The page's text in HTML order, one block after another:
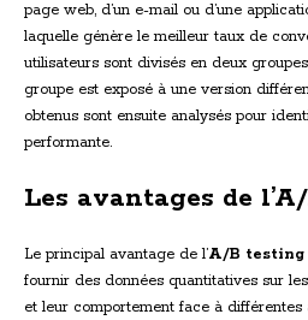
page web, d’un e-mail ou d’une
laquelle génère le meilleur taux de
utilisateurs sont divisés en deux
groupe est exposé à une version
obtenus sont ensuite analysés pour
performante.
Les avantages de
Le principal avantage de l’A/B testing
fournir des données quantitatives sur
et leur comportement face à